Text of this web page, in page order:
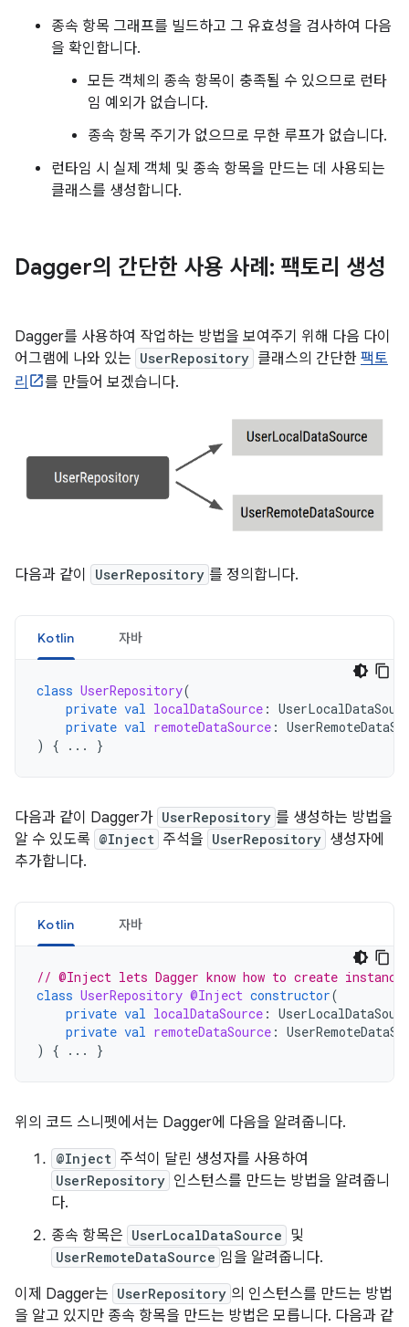
종속 항목 그래프를 빌드하고 그 유효성을 검사하여 다음
을 확인합니다.
모든 객체의 종속 항목이 충족될 수 있으므로 런타
임 예외가 없습니다.
종속 항목 주기가 없으므로 무한 루프가 없습니다.
런타임 시 실제 객체 및 종속 항목을 만드는 데 사용되는
클래스를 생성합니다.
Dagger의 간단한 사용 사례: 팩토리 생성
Dagger를 사용하여 작업하는 방법을 보여주기 위해 다음 다이
어그램에 나와 있는 UserRepository 클래스의 간단한 팩토
리
를 만들어 보겠습니다.
다음과 같이 UserRepository 를 정의합니다.
Kotlin 자바
class UserRepository(
private val localDataSource :
private val remoteDataSource :
)
{ ... }
다음과 같이 Dagger가 UserRepository 를 생성하는 방법을
알 수 있도록 @Inject 주석을 UserRepository 생성자에
추가합니다.
Kotlin 자바
// @Inject lets Dagger know how to create
class UserRepository @Inject constructor(
private val localDataSource :
private val remoteDataSource :
)
{ ... }
위의 코드 스니펫에서는 Dagger에 다음을 알려줍니다.
@Inject 주석이 달린 생성자를 사용하여
UserRepository 인스턴스를 만드는 방법을 알려줍니
다.
종속 항목은 UserLocalDataSource 및
UserRemoteDataSource 임을 알려줍니다.
이제 Dagger는 UserRepository 의 인스턴스를 만드는 방법
을 알고 있지만 종속 항목을 만드는 방법은 모릅니다. 다음과 같